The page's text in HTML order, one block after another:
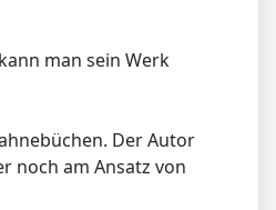
man sein Werk
Der Autor
noch am Ansatz von